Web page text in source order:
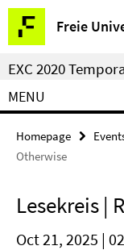
Springe
direkt
zu
Inhalt
Freie
Service
Navigation
EXC 2020
MENU
Homepage
Otherwise
Lesekreis |
Oct 21, 2025 |